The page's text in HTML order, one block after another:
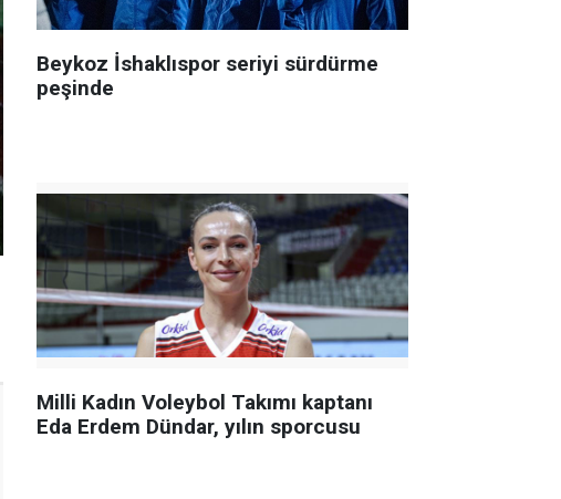
Beykoz İshaklıspor seriyi sürdürme
peşinde
Milli Kadın Voleybol Takımı kaptanı
Eda Erdem Dündar, yılın sporcusu